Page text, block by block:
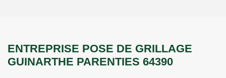
ENTREPRISE POSE DE GRILLAGE
GUINARTHE PARENTIES 64390